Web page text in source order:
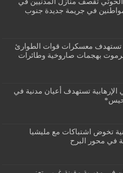
في جريمة جديدة جنوب
تستهدف معسكرات قوات الطوارئ
بهجمات صاروخية وطائرات
الإرهابية تستهدف أعيان مدنية في
حيس*
تخوض اشتباكات مع مليشيا
في محور البرح